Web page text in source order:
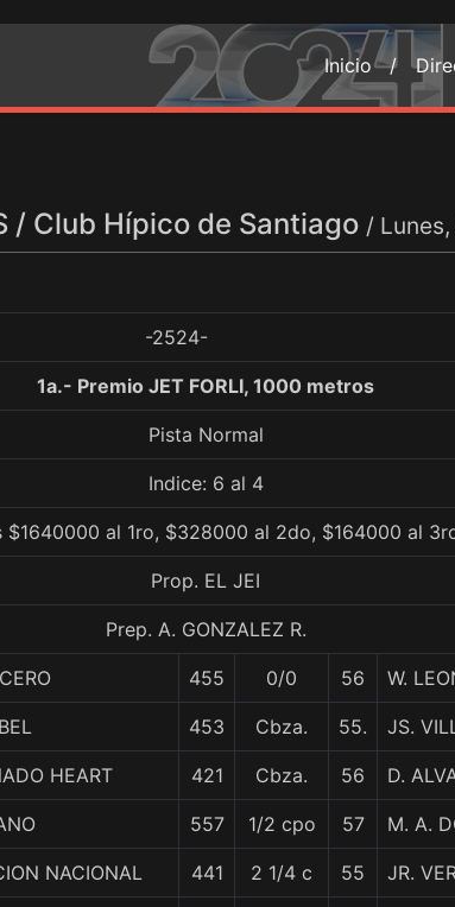
Inicio /
/ Club Hípico de Santiago /
-2524-
1a.- Premio JET FORLI, 1000 metros
Pista Normal
Indice: 6 al 4
$1640000 al 1ro, $328000 al 2do, $164000 al
Prop. EL JEI
Prep. A. GONZALEZ R.
455 0/0 56 W.
453 Cbza. 55. JS.
HEART 421 Cbza. 56 D.
557 1/2 cpo 57 M. A.
NACIONAL 441 2 1/4 c 55 JR.